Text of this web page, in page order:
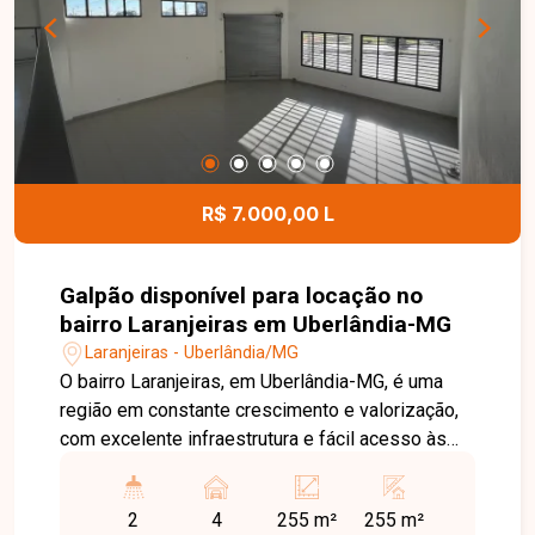
proporcionando mais segurança, lazer e
comodidade para toda a família. Uma excelente
oportunidade para quem busca um apartamento
bem localizado, com condomínio completo e
ótimo custo-benefício. Entre em contato e
agende sua visita!
R$ 7.000,00 L
Galpão disponível para locação no
bairro Laranjeiras em Uberlândia-MG
Laranjeiras - Uberlândia/MG
O bairro Laranjeiras, em Uberlândia-MG, é uma
região em constante crescimento e valorização,
com excelente infraestrutura e fácil acesso às
de grande fluxo, oferece ótima visibilidade e
praticidade, sendo ideal para empresas que
2 4 255 m² 255 m²